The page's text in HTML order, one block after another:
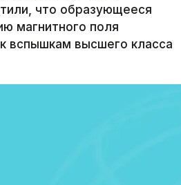
что образующееся
магнитного поля
вспышкам высшего класса